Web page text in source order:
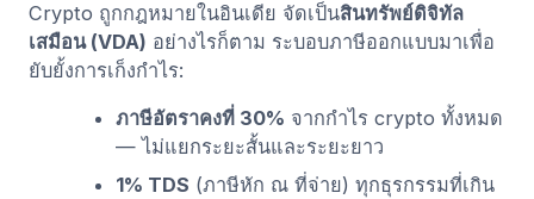
Crypto ถูกกฎหมายในอินเดีย จัดเป็นสินทรัพย์ดิจิทัล
เสมือน (VDA) อย่างไรก็ตาม ระบอบภาษีออกแบบมาเพื่อ
ยับยั้งการเก็งกำไร:
ภาษีอัตราคงที่ 30% จากกำไร crypto ทั้งหมด
— ไม่แยกระยะสั้นและระยะยาว
1% TDS (ภาษีหัก ณ ที่จ่าย) ทุกธุรกรรมที่เกิน